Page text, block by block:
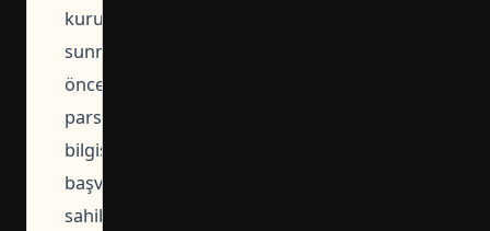
kuruma
sunmadan
önce
parsel
bilgisi,
başvuru
sahibi